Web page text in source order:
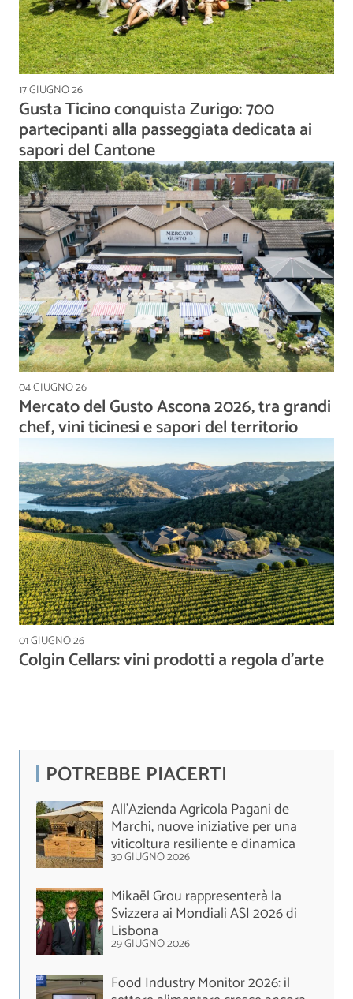
17 GIUGNO 26
Gusta Ticino conquista Zurigo: 700
partecipanti alla passeggiata dedicata ai
sapori del Cantone
04 GIUGNO 26
Mercato del Gusto Ascona 2026, tra grandi
chef, vini ticinesi e sapori del territorio
01 GIUGNO 26
Colgin Cellars: vini prodotti a regola d’arte
POTREBBE PIACERTI
All’Azienda Agricola Pagani de
Marchi, nuove iniziative per una
viticoltura resiliente e dinamica
30 GIUGNO 2026
Mikaël Grou rappresenterà la
Svizzera ai Mondiali ASI 2026 di
Lisbona
29 GIUGNO 2026
Food Industry Monitor 2026: il